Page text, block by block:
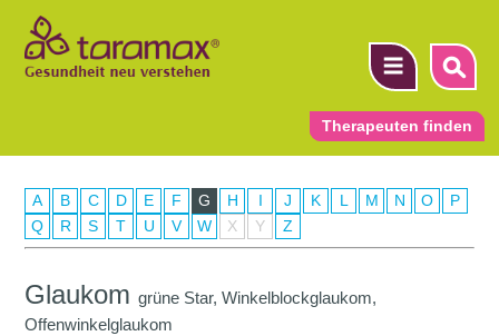
Therapeuten finden
A B C D E F G H I J K L M N O
P
Q
R S T U V W X Y Z
Glaukomgrüne Star, Winkelblockglaukom,
Offenwinkelglaukom